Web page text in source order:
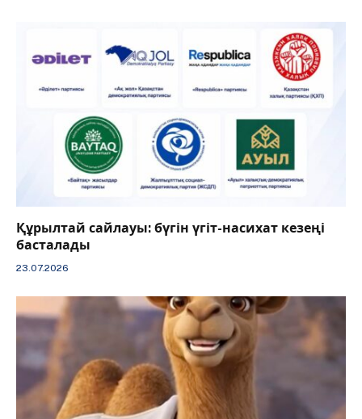
Құрылтай сайлауы: бүгін үгіт-насихат кезеңі
басталады
23.07.2026